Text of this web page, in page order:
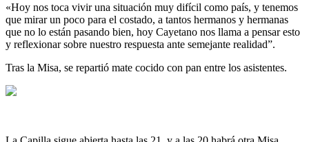
«Hoy nos toca vivir una situación muy difícil como país, y tenemos
que mirar un poco para el costado, a tantos hermanos y hermanas
que no lo están pasando bien, hoy Cayetano nos llama a pensar esto
y reflexionar sobre nuestro respuesta ante semejante realidad”.
Tras la Misa, se repartió mate cocido con pan entre los asistentes.